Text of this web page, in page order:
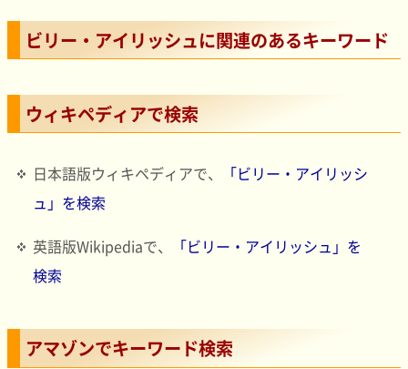
ビリー・アイリッシュに関連のあるキーワード
ウィキペディアで検索
日本語版ウィキペディアで、
「ビリー・アイリッシ
ュ」を検索
英語版Wikipediaで、
「ビリー・アイリッシュ」を
検索
アマゾンでキーワード検索